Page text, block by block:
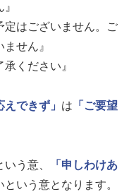
定はございません。ご
せん』
ください』
えできず」 は 「ご要望
う意、
「申しわけあ
いう意となります。